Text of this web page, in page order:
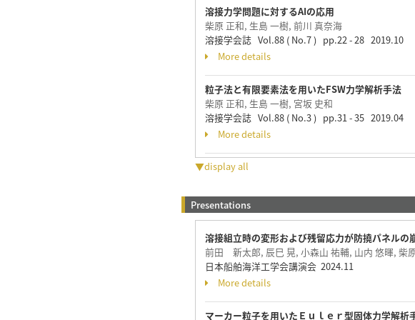
溶接力学問題に対するAIの応用
柴原 正和, 生島 一樹, 前川 真奈海
溶接学会誌 Vol.88 ( No.7 ) pp.22 - 28 2019.10
More details
粒子法と有限要素法を用いたFSW力学解析手法
柴原 正和, 生島 一樹, 宮坂 史和
溶接学会誌 Vol.88 ( No.3 ) pp.31 - 35 2019.04
More details
▼display all
Presentations
溶接組立時の変形および残留応力が防撓パネルの
前田 新太郎, 辰巳 晃, 小森山 祐輔, 山内 悠暉, 柴
日本船舶海洋工学会講演会 2024.11
More details
マーカー粒子を用いたＥｕｌｅｒ型固体力学解